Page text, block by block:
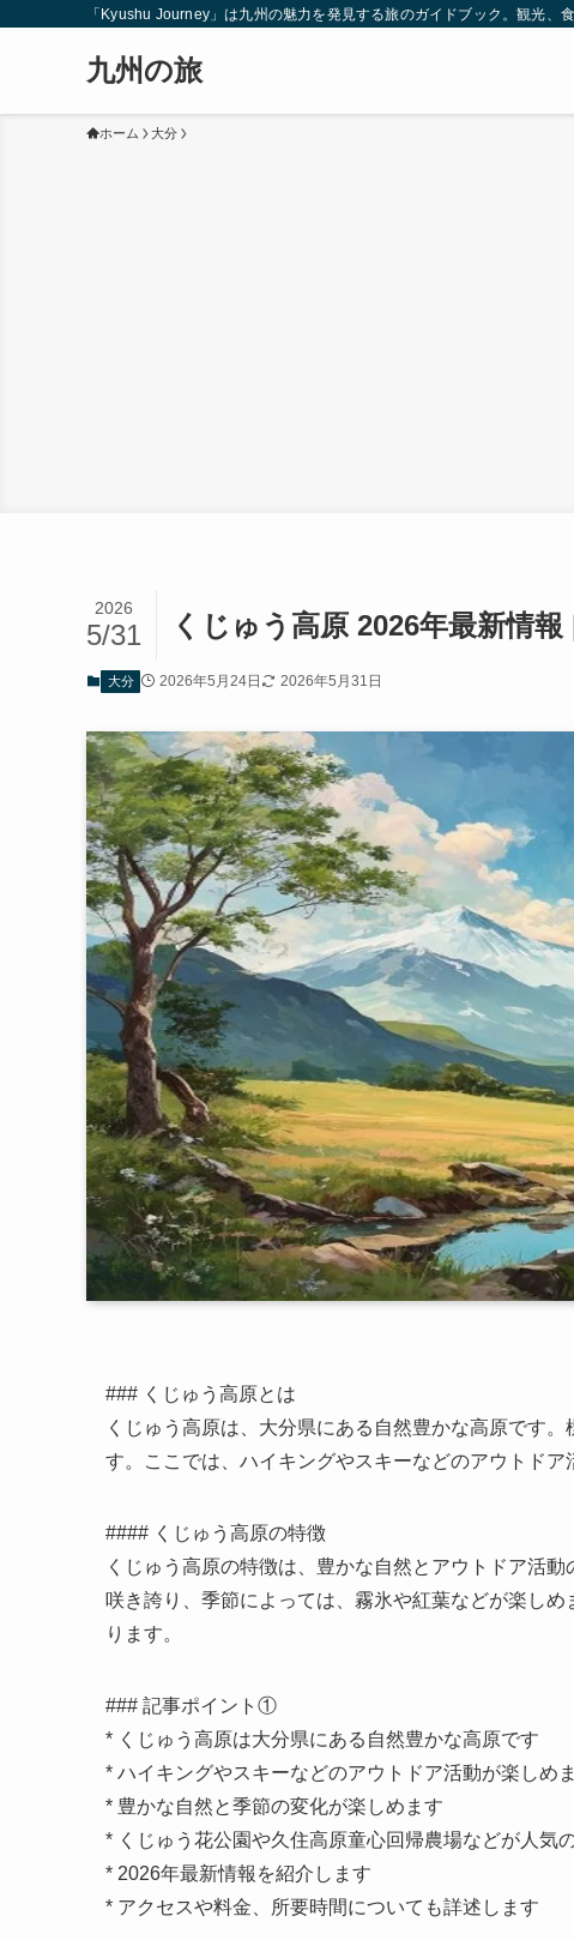
「Kyushu Journey」は九州の魅力を発見する旅のガイドブック。観光、
九州の旅
ホーム 大分
くじゅう高原 2026年最新情
2026
5/31
大分 2026年5月24日 2026年5月31日
### くじゅう高原とは
くじゅう高原は、大分県にある自然豊かな高原です
す。ここでは、ハイキングやスキーなどのアウトドア
#### くじゅう高原の特徴
くじゅう高原の特徴は、豊かな自然とアウトドア活
咲き誇り、季節によっては、霧氷や紅葉などが楽し
ります。
### 記事ポイント①
* くじゅう高原は大分県にある自然豊かな高原です
* ハイキングやスキーなどのアウトドア活動が楽しめ
* 豊かな自然と季節の変化が楽しめます
* くじゅう花公園や久住高原童心回帰農場などが人気
* 2026年最新情報を紹介します
* アクセスや料金、所要時間についても詳述します